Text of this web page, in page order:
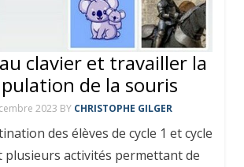
clavier et travailler la
de la souris
2023 BY CHRISTOPHE GILGER
des élèves de cycle 1 et cycle
activités permettant de